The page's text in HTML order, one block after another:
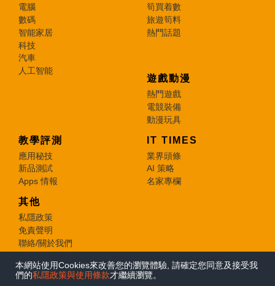
本網站使用Cookies來改善您的瀏覽體驗, 請確定您同意及接受我
們的私隱政策與使用條款才繼續瀏覽。
電腦
數碼
智能家居
科技
汽車
人工智能
筍買着數
旅遊筍料
熱門話題
遊戲動漫
熱門遊戲
電競裝備
動漫玩具
教學評測
應用秘技
新品測試
Apps 情報
IT TIMES
業界頭條
AI 策略
名家專欄
其他
私隱政策
免責聲明
聯絡/關於我們
© 2026 e-zone. All Rights Reserved.